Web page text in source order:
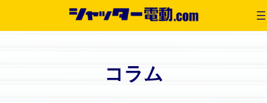
テ
ゲ
コラム